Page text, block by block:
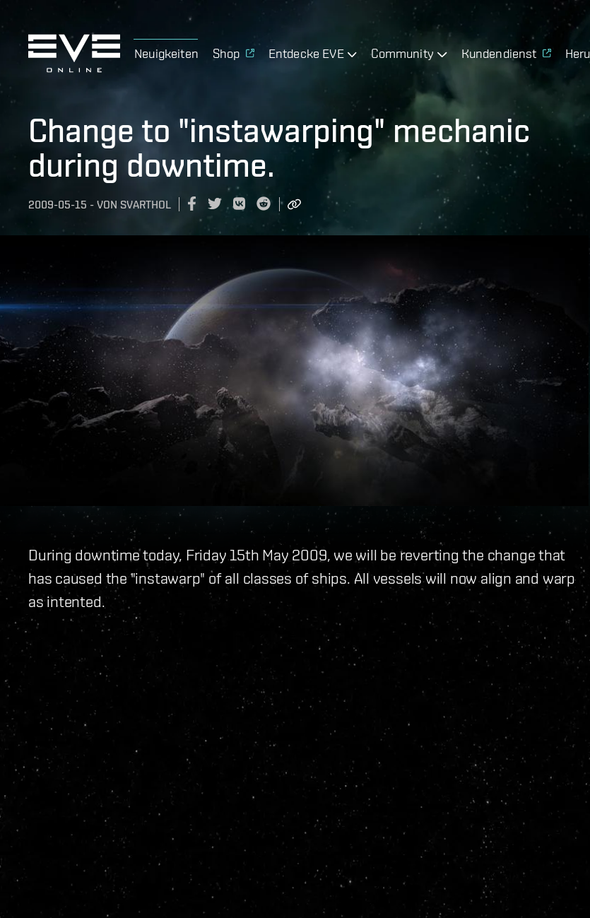
Neuigkeiten Shop Entdecke EVE Community Kundendienst
Change to "instawarping" mechanic
during downtime.
2009-05-15 - VON SVARTHOL
During downtime today, Friday 15th May 2009, we will be reverting the change that
has caused the "instawarp" of all classes of ships. All vessels will now align and warp
as intented.